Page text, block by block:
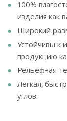
100%
изделия как
Широкий
Устойчивы к
продукцию
Рельефная
Легкая,
углов.